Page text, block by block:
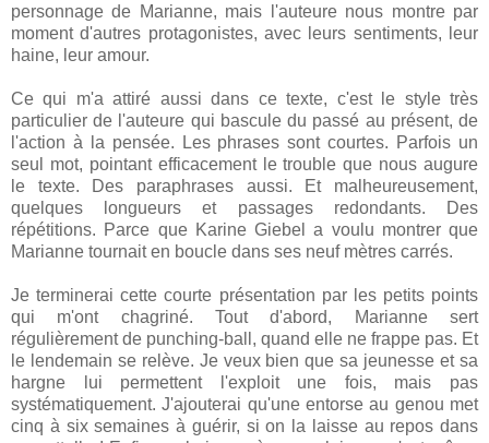
personnage de Marianne, mais l'auteure nous montre par
moment d'autres protagonistes, avec leurs sentiments, leur
haine, leur amour.
Ce qui m'a attiré aussi dans ce texte, c'est le style très
particulier de l'auteure qui bascule du passé au présent, de
l'action à la pensée. Les phrases sont courtes. Parfois un
seul mot, pointant efficacement le trouble que nous augure
le texte. Des paraphrases aussi. Et malheureusement,
quelques longueurs et passages redondants. Des
répétitions. Parce que Karine Giebel a voulu montrer que
Marianne tournait en boucle dans ses neuf mètres carrés.
Je terminerai cette courte présentation par les petits points
qui m'ont chagriné. Tout d'abord, Marianne sert
régulièrement de punching-ball, quand elle ne frappe pas. Et
le lendemain se relève. Je veux bien que sa jeunesse et sa
hargne lui permettent l'exploit une fois, mais pas
systématiquement. J'ajouterai qu'une entorse au genou met
cinq à six semaines à guérir, si on la laisse au repos dans